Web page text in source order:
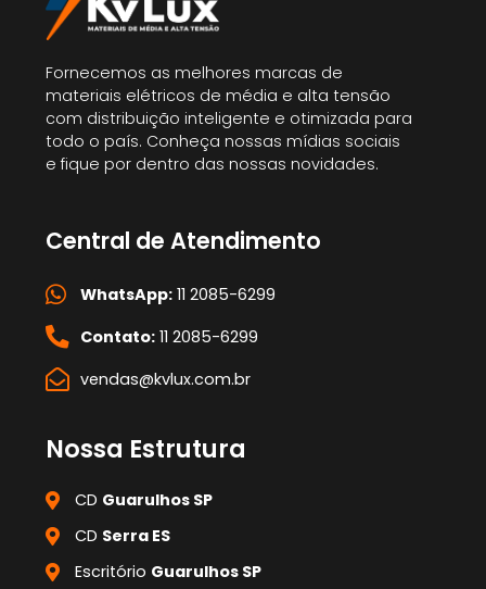
Fornecemos as melhores marcas de
materiais elétricos de média e alta tensão
com distribuição inteligente e otimizada para
todo o país. Conheça nossas mídias sociais
e fique por dentro das nossas novidades.
Central de Atendimento
WhatsApp:11 2085-6299
Contato:11 2085-6299
vendas@kvlux.com.br
Nossa Estrutura
CD Guarulhos SP
CD Serra ES
Escritório Guarulhos SP